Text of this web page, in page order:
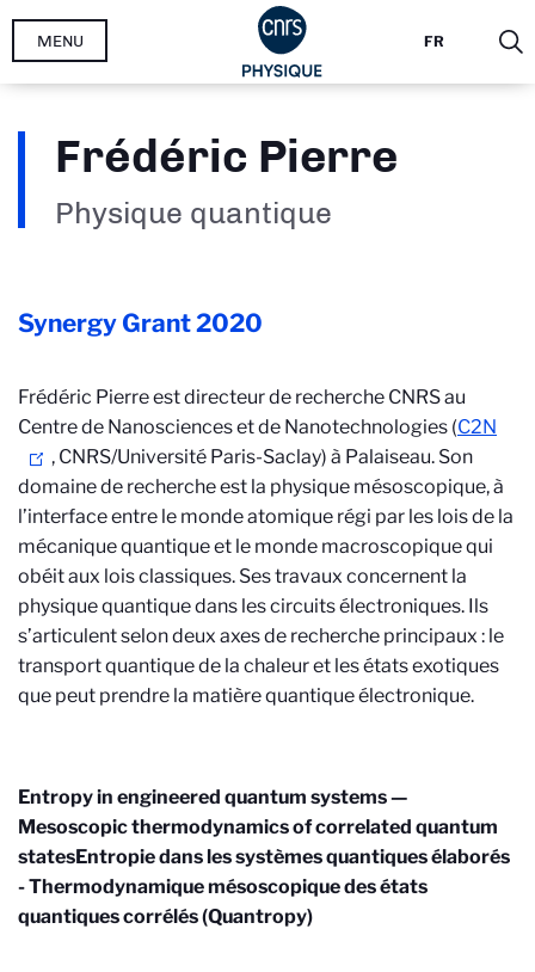
Aller
FR
MENU
Frédéric Pierre
Physique quantique
Synergy Grant2020
Frédéric Pierre est directeur de recherche CNRS au
Centre de Nanosciences et de Nanotechnologies (C2N
, CNRS/Université Paris-Saclay) à Palaiseau. Son
domaine de recherche est la physique mésoscopique, à
l’interface entre le monde atomique régi par les lois de la
mécanique quantique et le monde macroscopique qui
obéit aux lois classiques. Ses travaux concernent la
physique quantique dans les circuits électroniques. Ils
s’articulent selon deux axes de recherche principaux : le
transport quantique de la chaleur et les états exotiques
que peut prendre la matière quantique électronique.
Entropy in engineered quantum systems —
Mesoscopic thermodynamics of correlated quantum
statesEntropie dans les systèmes quantiques élaborés
- Thermodynamique mésoscopique des états
quantiques corrélés(Quantropy)